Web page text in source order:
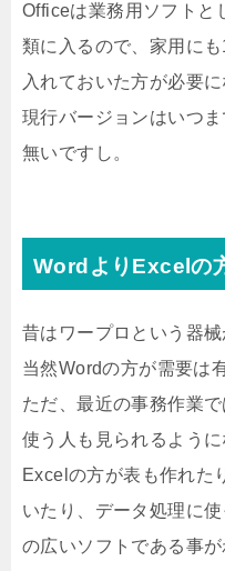
Officeは業務用ソフトと
類に入るので、家用に
入れておいた方が必要
現行バージョンはいつ
無いですし。
WordよりExcelの
昔はワープロという器械
当然Wordの方が需要は
ただ、最近の事務作業
使う人も見られるように
Excelの方が表も作れた
いたり、データ処理に
の広いソフトである事が